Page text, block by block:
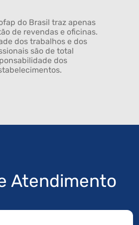
do Brasil traz apenas
de revendas e oficinas.
dos trabalhos e dos
são de total
dos
Atendimento